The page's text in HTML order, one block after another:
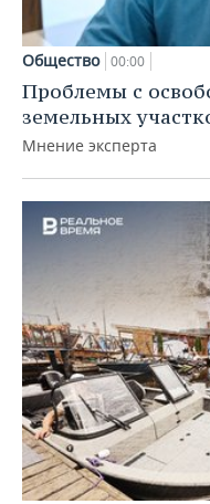
Общество 00:00
Проблемы с
земельных
Мнение эксперта